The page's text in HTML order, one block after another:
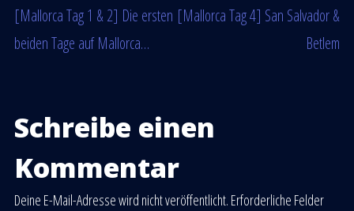
[Mallorca Tag 1 & 2] Die ersten
beiden Tage auf Mallorca…
[Mallorca Tag 4] San Salvador &
Betlem
Schreibe einen
Kommentar
Deine E-Mail-Adresse wird nicht veröffentlicht. Erforderliche Felder